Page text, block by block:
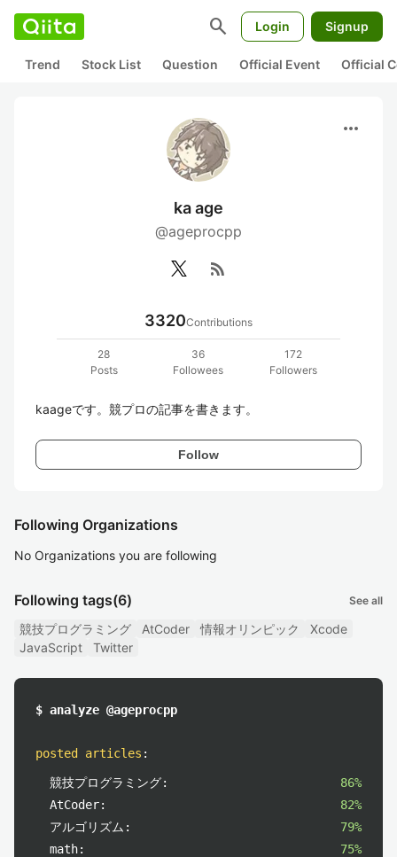
search Login Signup
Trend Stock List Question Official Event Official
more_horiz
ka age
@ageprocpp
rss_feed
3320Contributions
28
Posts
36
Followees
172
Followers
kaageです。競プロの記事を書きます。
Follow
Following Organizations
No Organizations you are following
Following tags(6) See all
競技プログラミング AtCoder 情報オリンピック
Xcode
JavaScript
Twitter
$ analyze @ageprocpp
posted articles :
競技プログラミング:
86%
AtCoder:
82%
アルゴリズム:
79%
math:
75%